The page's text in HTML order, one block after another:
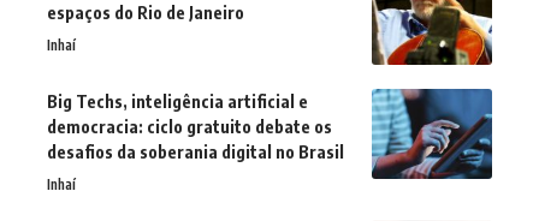
espaços do Rio de Janeiro
Inhaí
Big Techs, inteligência artificial e
democracia: ciclo gratuito debate os
desafios da soberania digital no Brasil
Inhaí